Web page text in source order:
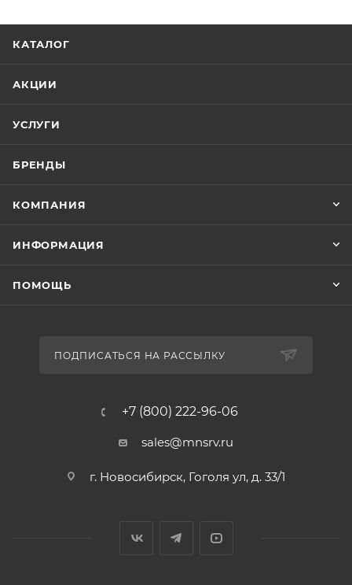
КАТАЛОГ
АКЦИИ
УСЛУГИ
БРЕНДЫ
КОМПАНИЯ
ИНФОРМАЦИЯ
ПОМОЩЬ
ПОДПИСАТЬСЯ НА РАССЫЛКУ
+7 (800) 222-96-06
sales@mnsrv.ru
г. Новосибирск, Гоголя ул, д. 33/1